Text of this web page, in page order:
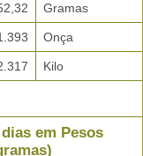
Gramas
Onça
Kilo
em Pesos